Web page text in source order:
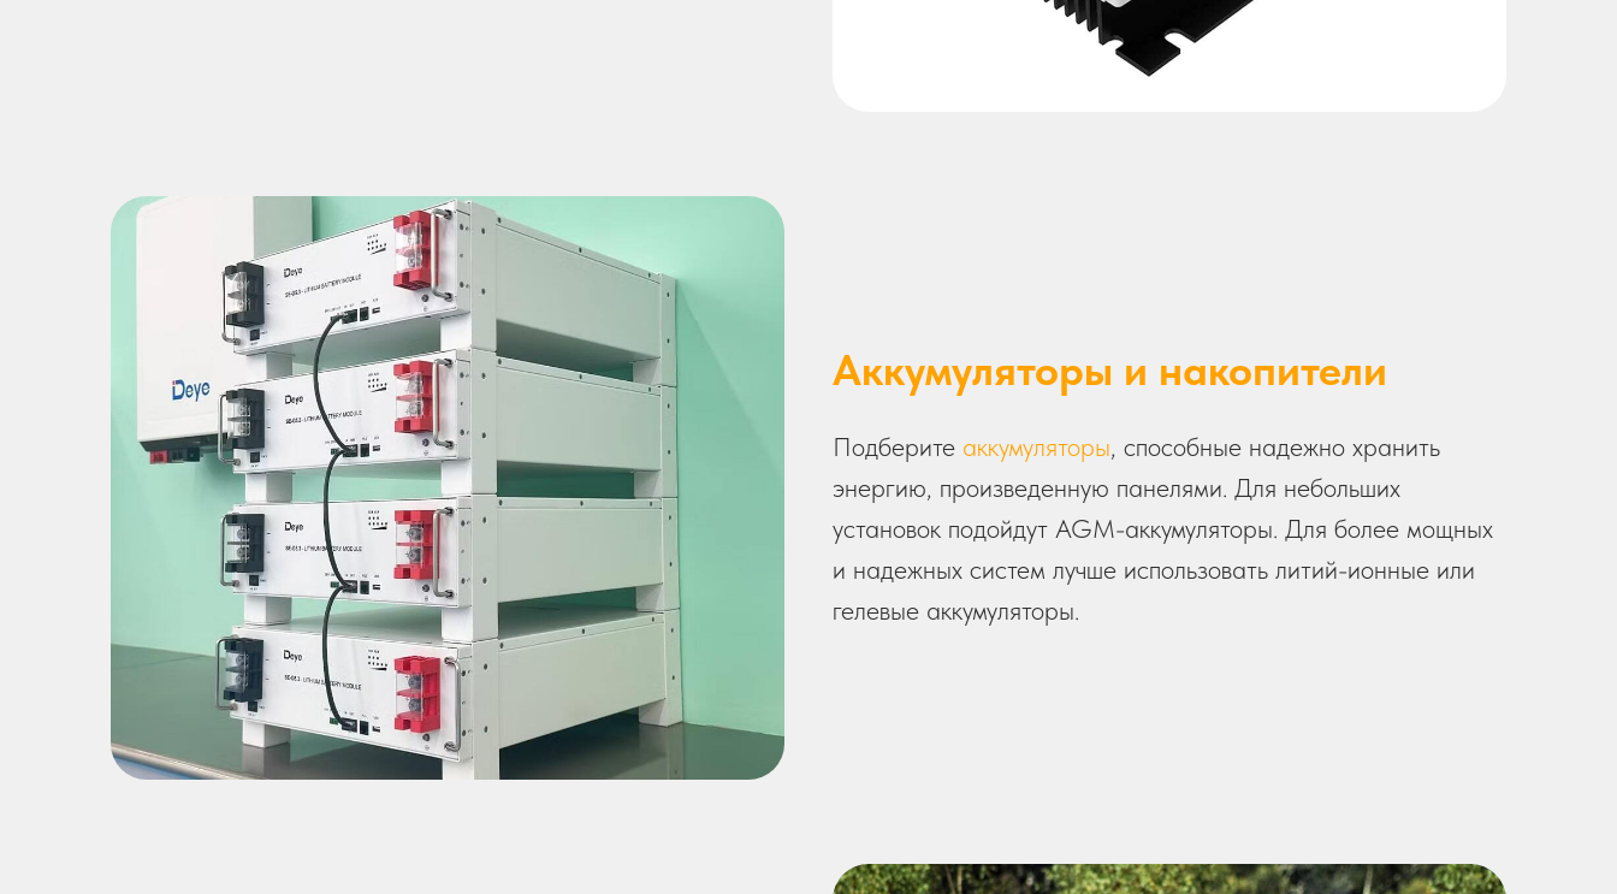
Аккумуляторы и накопители
Подберите аккумуляторы, способные надежно хранить
энергию, произведенную панелями. Для небольших
установок подойдут AGM-аккумуляторы. Для более мощных
и надежных систем лучше использовать литий-ионные или
гелевые аккумуляторы.